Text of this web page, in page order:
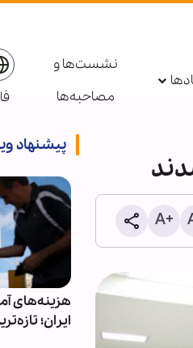
نشست‌ها و
مصاحبه‌ها
پیشنهاد
پیش‌بینی حضور ۷ تا ۱۰ میلیون زائر
هزینه‌های
ایران؛